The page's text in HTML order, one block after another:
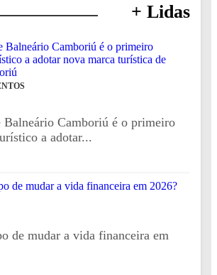
+ Lidas
Balneário Camboriú é o primeiro
a adotar...
de mudar a vida financeira em